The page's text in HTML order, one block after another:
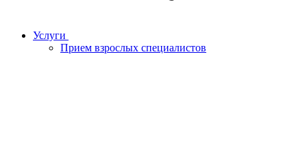
Услуги
Прием взрослых специалистов